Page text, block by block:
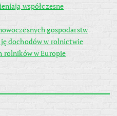
współczesne
gospodarstw
dochodów w rolnictwie
rolników w Europie